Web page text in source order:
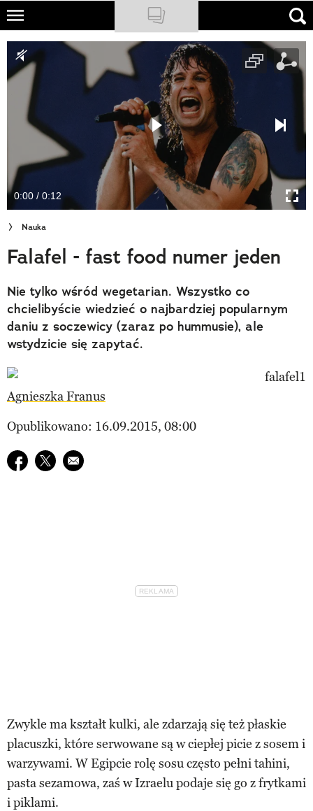
Skip
main
content
NATIONAL GEOGRAPHIC
TRAVELER
PODCASTY
Newsletter
Cuda Polski
Wielki Konkurs Fotograficzny
Trendbook Podróżniczy
Polecane
0:00 / 0:12
Nauka
Falafel - fast food numer jeden
Nie tylko wśród wegetarian. Wszystko co
chcielibyście wiedzieć o najbardziej popularnym
daniu z soczewicy (zaraz po hummusie), ale
wstydzicie się zapytać.
Agnieszka Franus
Opublikowano: 16.09.2015, 08:00
Udostępnij na facebook
Udostępnij na twitter
E-mail do przyjaciela
Zwykle ma kształt kulki, ale zdarzają się też płaskie
placuszki, które serwowane są w ciepłej picie z sosem i
warzywami. W Egipcie rolę sosu często pełni tahini,
pasta sezamowa, zaś w Izraelu podaje się go z frytkami
i piklami.